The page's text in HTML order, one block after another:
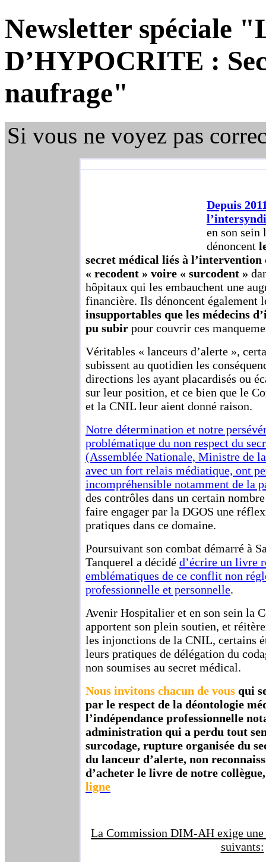
Newsletter spéciale
D’HYPOCRITE :
naufrage"
Si vous ne voyez pas
Depuis
en son
dénoncent
secret médical liés à l’intervention
« recodent » voire « surcodent »
hôpitaux qui les embauchent une
financière. Ils dénoncent également
insupportables que les médecins
pu subir pour couvrir ces
Véritables « lanceurs d’alerte »,
subissent au quotidien les
directions les ayant placardisés ou
sur leur position, et ce bien que le
et la CNIL leur aient donné raison.
Notre détermination et notre
problématique du non respect du
(Assemblée Nationale, Ministre de
avec un fort relais médiatique, ont
incompréhensible notamment de la
des contrôles dans un certain
faire engager par la DGOS une
pratiques dans ce domaine.
Poursuivant son combat démarré à
Tanquerel a décidé d’écrire un livre
emblématiques de ce conflit non
professionnelle et personnelle.
Avenir Hospitalier et en son sein la
apportent son plein soutien, et
les injonctions de la CNIL, certains
leurs pratiques de délégation du
non soumises au secret médical.
Nous invitons chacun de vous qui
par le respect de la déontologie
l’indépendance professionnelle
administration qui a perdu tout
surcodage, rupture organisée du
du lanceur d’alerte, non
d’acheter le livre de notre
ligne
La Commission DIM-AH exige
suivants: